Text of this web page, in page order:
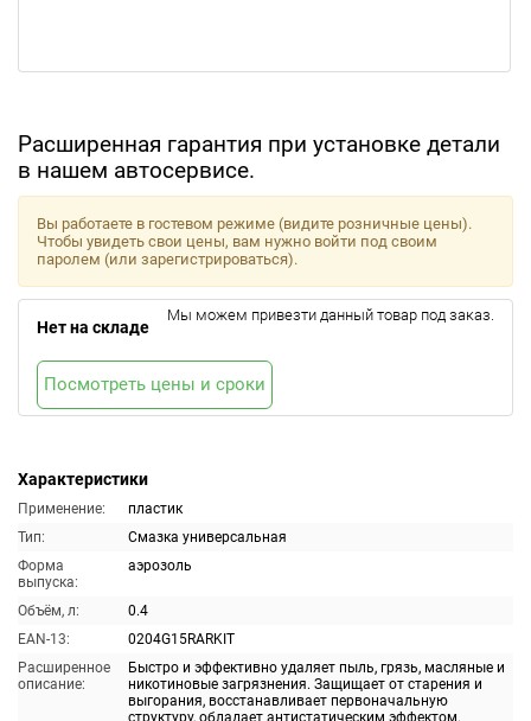
Расширенная гарантия при установке детали
в нашем автосервисе.
Характеристики
Применение:
пластик
Тип:
Смазка универсальная
Форма
выпуска:
аэрозоль
Объём, л:
0.4
EAN-13:
0204G15RARKIT
Расширенное
описание:
Быстро и эффективно удаляет пыль, грязь, масляные и
никотиновые загрязнения. Защищает от старения и
выгорания, восстанавливает первоначальную
структуру, обладает антистатическим эффектом.
Вы работаете в гостевом режиме (видите розничные цены).
Чтобы увидеть свои цены, вам нужно войти под своим
паролем (или зарегистрироваться).
Нет на складе
Мы можем привезти данный товар под заказ.
Посмотреть цены и сроки